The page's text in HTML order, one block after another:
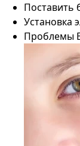
Поставить
Установка
Проблемы